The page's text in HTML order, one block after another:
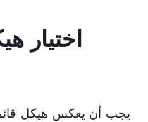
اختيار
يجب أن يعكس هيكل